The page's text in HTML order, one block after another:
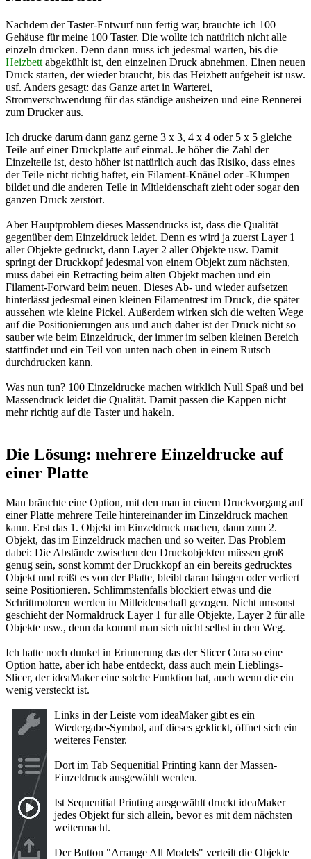
Nachdem der Taster-Entwurf nun fertig war, brauchte ich 100
Gehäuse für meine 100 Taster. Die wollte ich natürlich nicht alle
einzeln drucken. Denn dann muss ich jedesmal warten, bis die
Heizbett abgekühlt ist, den einzelnen Druck abnehmen. Einen neuen
Druck starten, der wieder braucht, bis das Heizbett aufgeheit ist usw.
usf. Anders gesagt: das Ganze artet in Warterei,
Stromverschwendung für das ständige ausheizen und eine Rennerei
zum Drucker aus.
Ich drucke darum dann ganz gerne 3 x 3, 4 x 4 oder 5 x 5 gleiche
Teile auf einer Druckplatte auf einmal. Je höher die Zahl der
Einzelteile ist, desto höher ist natürlich auch das Risiko, dass eines
der Teile nicht richtig haftet, ein Filament-Knäuel oder -Klumpen
bildet und die anderen Teile in Mitleidenschaft zieht oder sogar den
ganzen Druck zerstört.
Aber Hauptproblem dieses Massendrucks ist, dass die Qualität
gegenüber dem Einzeldruck leidet. Denn es wird ja zuerst Layer 1
aller Objekte gedruckt, dann Layer 2 aller Objekte usw. Damit
springt der Druckkopf jedesmal von einem Objekt zum nächsten,
muss dabei ein Retracting beim alten Objekt machen und ein
Filament-Forward beim neuen. Dieses Ab- und wieder aufsetzen
hinterlässt jedesmal einen kleinen Filamentrest im Druck, die später
aussehen wie kleine Pickel. Außerdem wirken sich die weiten Wege
auf die Positionierungen aus und auch daher ist der Druck nicht so
sauber wie beim Einzeldruck, der immer im selben kleinen Bereich
stattfindet und ein Teil von unten nach oben in einem Rutsch
durchdrucken kann.
Was nun tun? 100 Einzeldrucke machen wirklich Null Spaß und bei
Massendruck leidet die Qualität. Damit passen die Kappen nicht
mehr richtig auf die Taster und hakeln.
Die Lösung: mehrere Einzeldrucke auf
einer Platte
Man bräuchte eine Option, mit den man in einem Druckvorgang auf
einer Platte mehrere Teile hintereinander im Einzeldruck machen
kann. Erst das 1. Objekt im Einzeldruck machen, dann zum 2.
Objekt, das im Einzeldruck machen und so weiter. Das Problem
dabei: Die Abstände zwischen den Druckobjekten müssen groß
genug sein, sonst kommt der Druckkopf an ein bereits gedrucktes
Objekt und reißt es von der Platte, bleibt daran hängen oder verliert
seine Positionieren. Schlimmstenfalls blockiert etwas und die
Schrittmotoren werden in Mitleidenschaft gezogen. Nicht umsonst
geschieht der Normaldruck Layer 1 für alle Objekte, Layer 2 für alle
Objekte usw., denn da kommt man sich nicht selbst in den Weg.
Ich hatte noch dunkel in Erinnerung das der Slicer Cura so eine
Option hatte, aber ich habe entdeckt, dass auch mein Lieblings-
Slicer, der ideaMaker eine solche Funktion hat, auch wenn die ein
wenig versteckt ist.
Links in der Leiste vom ideaMaker gibt es ein
Wiedergabe-Symbol, auf dieses geklickt, öffnet sich ein
weiteres Fenster.
Dort im Tab Sequenitial Printing kann der Massen-
Einzeldruck ausgewählt werden.
Ist Sequenitial Printing ausgewählt druckt ideaMaker
jedes Objekt für sich allein, bevor es mit dem nächsten
weitermacht.
Der Button "Arrange All Models" verteilt die Objekte